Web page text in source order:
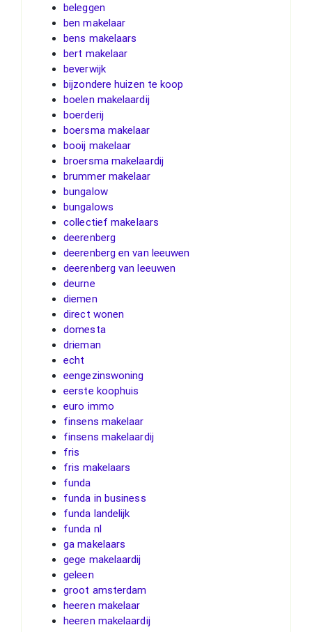
beleggen
ben makelaar
bens makelaars
bert makelaar
beverwijk
bijzondere huizen te koop
boelen makelaardij
boerderij
boersma makelaar
booij makelaar
broersma makelaardij
brummer makelaar
bungalow
bungalows
collectief makelaars
deerenberg
deerenberg en van leeuwen
deerenberg van leeuwen
deurne
diemen
direct wonen
domesta
drieman
echt
eengezinswoning
eerste koophuis
euro immo
finsens makelaar
finsens makelaardij
fris
fris makelaars
funda
funda in business
funda landelijk
funda nl
ga makelaars
gege makelaardij
geleen
groot amsterdam
heeren makelaar
heeren makelaardij